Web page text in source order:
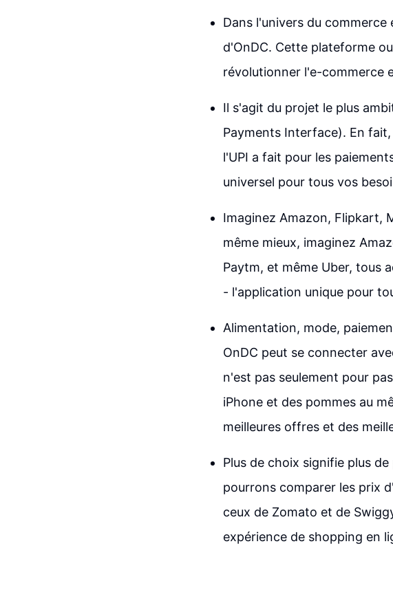
Dans l'univers du
d'OnDC. Cette plateforme
révolutionner l'e-commerce
Il s'agit du projet le plus
Payments Interface). En
l'UPI a fait pour les
universel pour tous vos
Imaginez Amazon, Flipkart,
même mieux, imaginez
Paytm, et même Uber, tous
- l'application unique pour
Alimentation, mode,
OnDC peut se connecter
n'est pas seulement pour
iPhone et des pommes au
meilleures offres et des
Plus de choix signifie plus
pourrons comparer les prix
ceux de Zomato et de
expérience de shopping en